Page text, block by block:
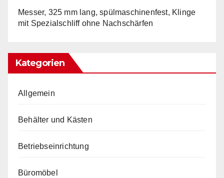
Messer, 325 mm lang, spülmaschinenfest, Klinge
mit Spezialschliff ohne Nachschärfen
Kategorien
Allgemein
Behälter und Kästen
Betriebseinrichtung
Büromöbel